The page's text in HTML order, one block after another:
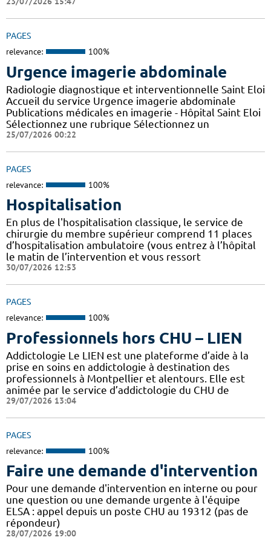
PAGES
relevance: 100%
Urgence imagerie abdominale
Radiologie diagnostique et interventionnelle Saint Eloi
Accueil du service Urgence imagerie abdominale
Publications médicales en imagerie - Hôpital Saint Eloi
Sélectionnez une rubrique Sélectionnez un
25/07/2026 00:22
PAGES
relevance: 100%
Hospitalisation
En plus de l'hospitalisation classique, le service de
chirurgie du membre supérieur comprend 11 places
d’hospitalisation ambulatoire (vous entrez à l’hôpital
le matin de l’intervention et vous ressort
30/07/2026 12:53
PAGES
relevance: 100%
Professionnels hors CHU – LIEN
Addictologie Le LIEN est une plateforme d’aide à la
prise en soins en addictologie à destination des
professionnels à Montpellier et alentours. Elle est
animée par le service d’addictologie du CHU de
29/07/2026 13:04
PAGES
relevance: 100%
Faire une demande d'intervention
Pour une demande d'intervention en interne ou pour
une question ou une demande urgente à l'équipe
ELSA : appel depuis un poste CHU au 19312 (pas de
répondeur)
28/07/2026 19:00